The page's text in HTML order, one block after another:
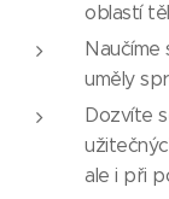
oblastí
Naučíme
uměly
Dozvíte
ale i při